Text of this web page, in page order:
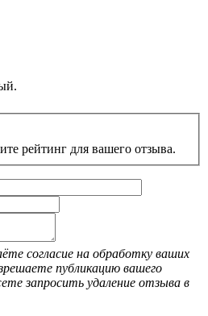
рейтинг для вашего отзыва.
согласие на обработку ваших
публикацию вашего
запросить удаление отзыва в